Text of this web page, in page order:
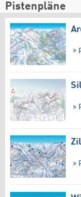
Pistenpläne